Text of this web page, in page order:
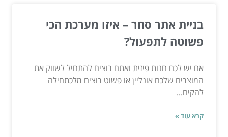
בניית אתר סחר – איזו מערכת הכי
פשוטה לתפעול?
אם יש לכם חנות פיזית ואתם רוצים להתחיל לשווק את
המוצרים שלכם אונליין או פשוט רוצים מלכתחילה
להקים...
קרא עוד »